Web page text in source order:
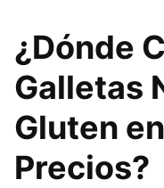
¿Dónde
Galletas
Gluten
Precios?